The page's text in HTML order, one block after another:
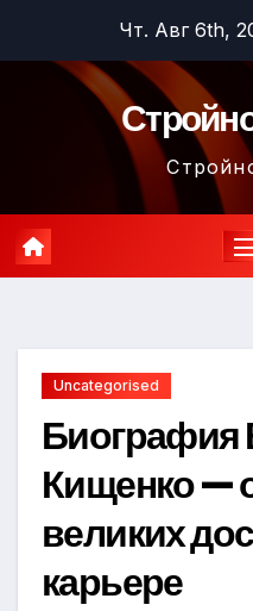
содержимому
Чт. Авг 6th,
Uncategorised
Биография
Кищенко —
великих
карьере